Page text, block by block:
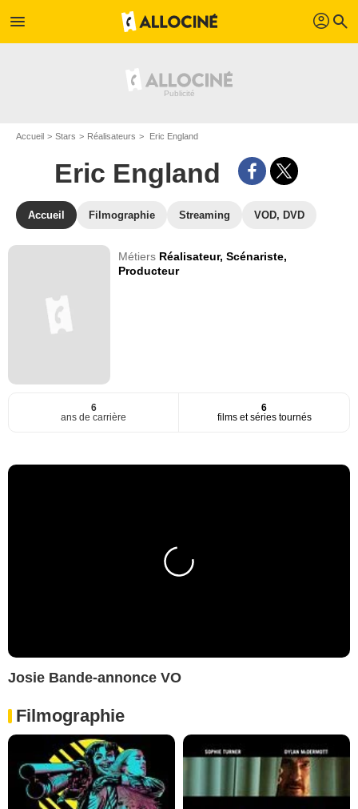
menu profil search
Accueil Stars Réalisateurs Eric England
Eric England
Accueil Filmographie Streaming VOD, DVD
Métiers Réalisateur,Scénariste,
Producteur
6
ans de carrière
6
films et séries tournés
Josie Bande-annonce VO
Filmographie